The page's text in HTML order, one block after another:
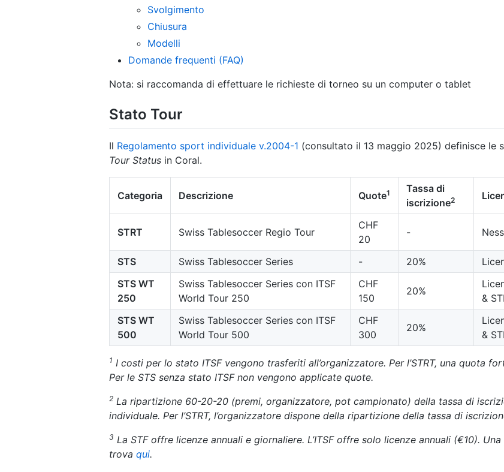
Svolgimento
Chiusura
Modelli
Domande frequenti (FAQ)
Nota: si raccomanda di effettuare le richieste di torneo su un computer o tablet
Stato Tour
Il Regolamento sport individuale v.2004-1 (consultato il 13 maggio 2025) definisce le
Tour Status in Coral.
Categoria Descrizione Quote1
Tassa di
iscrizione2
STRT Swiss Tablesoccer Regio Tour
CHF
20
-
STS Swiss Tablesoccer Series - 20%
STS WT
250
Swiss Tablesoccer Series con ITSF
World Tour 250
CHF
150
20%
&
STS WT
500
Swiss Tablesoccer Series con ITSF
World Tour 500
CHF
300
20%
&
1 I costi per lo stato ITSF vengono trasferiti all’organizzatore. Per l’STRT, una quota
Per le STS senza stato ITSF non vengono applicate quote.
2 La ripartizione 60-20-20 (premi, organizzatore, pot campionato) della tassa di
individuale. Per l’STRT, l’organizzatore dispone della ripartizione della tassa di
3 La STF offre licenze annuali e giornaliere. L’ITSF offre solo licenze annuali (€10).
trova qui.